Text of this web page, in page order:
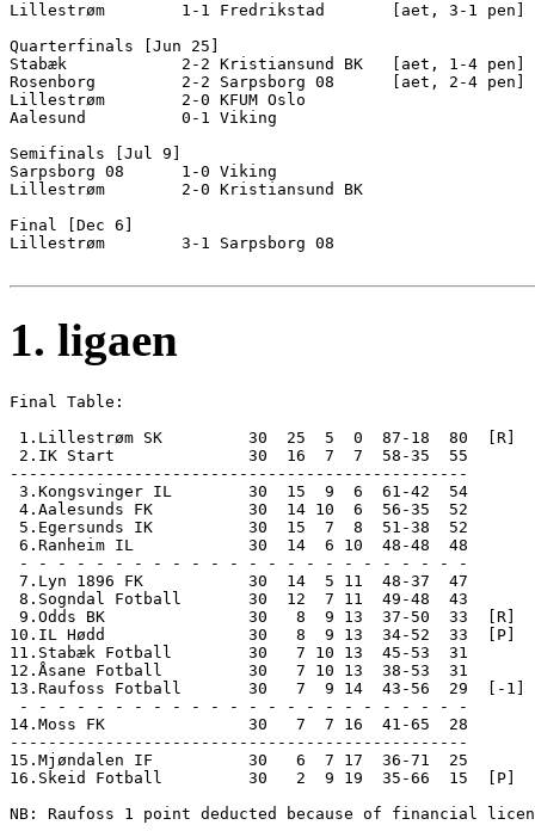
Lillestrøm        1-1 Fredrikstad       [aet, 3-1 pen]
Quarterfinals [Jun 25]
Stabæk            2-2 Kristiansund BK   [aet, 1-4 pen]
Rosenborg         2-2 Sarpsborg 08      [aet, 2-4 pen]
Lillestrøm        2-0 KFUM Oslo
Aalesund          0-1 Viking
Semifinals [Jul 9]
Sarpsborg 08      1-0 Viking
Lillestrøm        2-0 Kristiansund BK
Final [Dec 6]
Lillestrøm        3-1 Sarpsborg 08
1. ligaen
Final Table:
1.Lillestrøm SK         30  25  5  0  87-18  80  [R]
2.IK Start              30  16  7  7  58-35  55
------------------------------------------------
3.Kongsvinger IL        30  15  9  6  61-42  54
4.Aalesunds FK          30  14 10  6  56-35  52
5.Egersunds IK          30  15  7  8  51-38  52
6.Ranheim IL            30  14  6 10  48-48  48
- - - - - - - - - - - - - - - - - - - - - - - -
7.Lyn 1896 FK           30  14  5 11  48-37  47
8.Sogndal Fotball       30  12  7 11  49-48  43
9.Odds BK               30   8  9 13  37-50  33  [R]
10.IL Hødd               30   8  9 13  34-52  33  [P]
11.Stabæk Fotball        30   7 10 13  45-53  31
12.Åsane Fotball         30   7 10 13  38-53  31
13.Raufoss Fotball       30   7  9 14  43-56  29  [-1]
- - - - - - - - - - - - - - - - - - - - - - - -
14.Moss FK               30   7  7 16  41-65  28
------------------------------------------------
15.Mjøndalen IF          30   6  7 17  36-71  25
16.Skeid Fotball         30   2  9 19  35-66  15  [P]
NB: Raufoss 1 point deducted because of financial